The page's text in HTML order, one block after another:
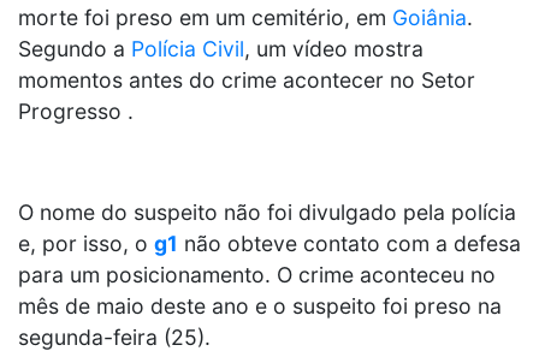
morte foi preso em um cemitério, em Goiânia.
Segundo a Polícia Civil, um vídeo mostra
momentos antes do crime acontecer no Setor
Progresso .
O nome do suspeito não foi divulgado pela polícia
e, por isso, o g1 não obteve contato com a defesa
para um posicionamento. O crime aconteceu no
mês de maio deste ano e o suspeito foi preso na
segunda-feira (25).